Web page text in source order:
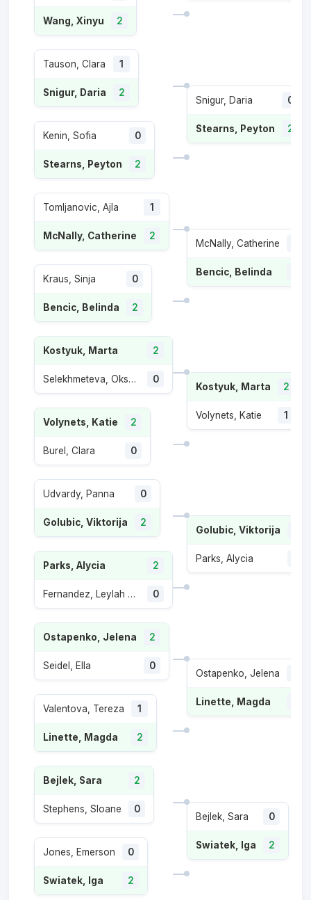
Wang, Xinyu 2
Tauson, Clara 1
Snigur, Daria 2
Kenin, Sofia 0
Stearns, Peyton 2
Tomljanovic, Ajla 1
McNally, Catherine 2
Kraus, Sinja 0
Bencic, Belinda 2
Kostyuk, Marta 2
Selekhmeteva, Oksana 0
Volynets, Katie 2
Burel, Clara 0
Udvardy, Panna 0
Golubic, Viktorija 2
Parks, Alycia 2
Fernandez, Leylah Annie 0
Ostapenko, Jelena 2
Seidel, Ella 0
Valentova, Tereza 1
Linette, Magda 2
Bejlek, Sara 2
Stephens, Sloane 0
Jones, Emerson 0
Swiatek, Iga 2
Snigur, Daria 0
Stearns, Peyton 2
McNally, Catherine
Bencic, Belinda
Kostyuk, Marta 2
Volynets, Katie 1
Golubic, Viktorija
Parks, Alycia
Ostapenko, Jelena
Linette, Magda
Bejlek, Sara 0
Swiatek, Iga 2